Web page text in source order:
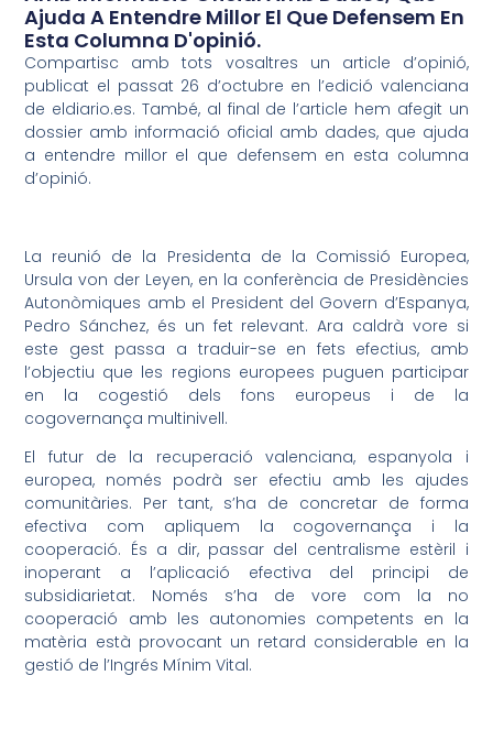
Ajuda A Entendre Millor El Que Defensem En
Esta Columna D'opinió.
Compartisc amb tots vosaltres un article d’opinió,
publicat el passat 26 d’octubre en l’edició valenciana
de eldiario.es. També, al final de l’article hem afegit un
dossier amb informació oficial amb dades, que ajuda
a entendre millor el que defensem en esta columna
d’opinió.
La reunió de la Presidenta de la Comissió Europea,
Ursula von der Leyen, en la conferència de Presidències
Autonòmiques amb el President del Govern d’Espanya,
Pedro Sánchez, és un fet relevant. Ara caldrà vore si
este gest passa a traduir-se en fets efectius, amb
l’objectiu que les regions europees puguen participar
en la cogestió dels fons europeus i de la
cogovernança multinivell.
El futur de la recuperació valenciana, espanyola i
europea, només podrà ser efectiu amb les ajudes
comunitàries. Per tant, s’ha de concretar de forma
efectiva com apliquem la cogovernança i la
cooperació. És a dir, passar del centralisme estèril i
inoperant a l’aplicació efectiva del principi de
subsidiarietat. Només s’ha de vore com la no
cooperació amb les autonomies competents en la
matèria està provocant un retard considerable en la
gestió de l’Ingrés Mínim Vital.